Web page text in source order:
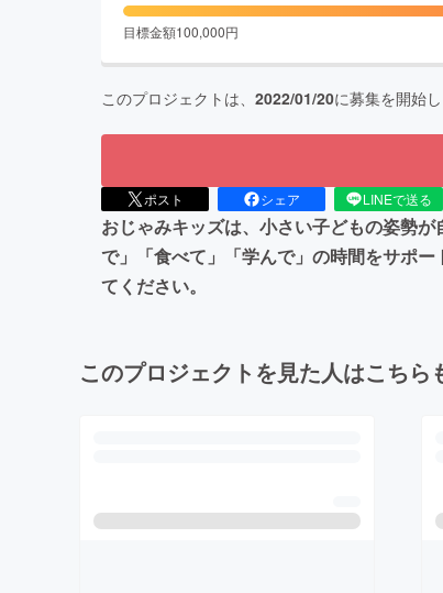
目標金額100,000円
このプロジェクトは、 2022/01/20に募集を開始し
ポスト シェア LINEで送る
おじゃみキッズは、小さい子どもの姿勢
で」「食べて」「学んで」の時間をサポ
てください。
このプロジェクトを見た人はこちら